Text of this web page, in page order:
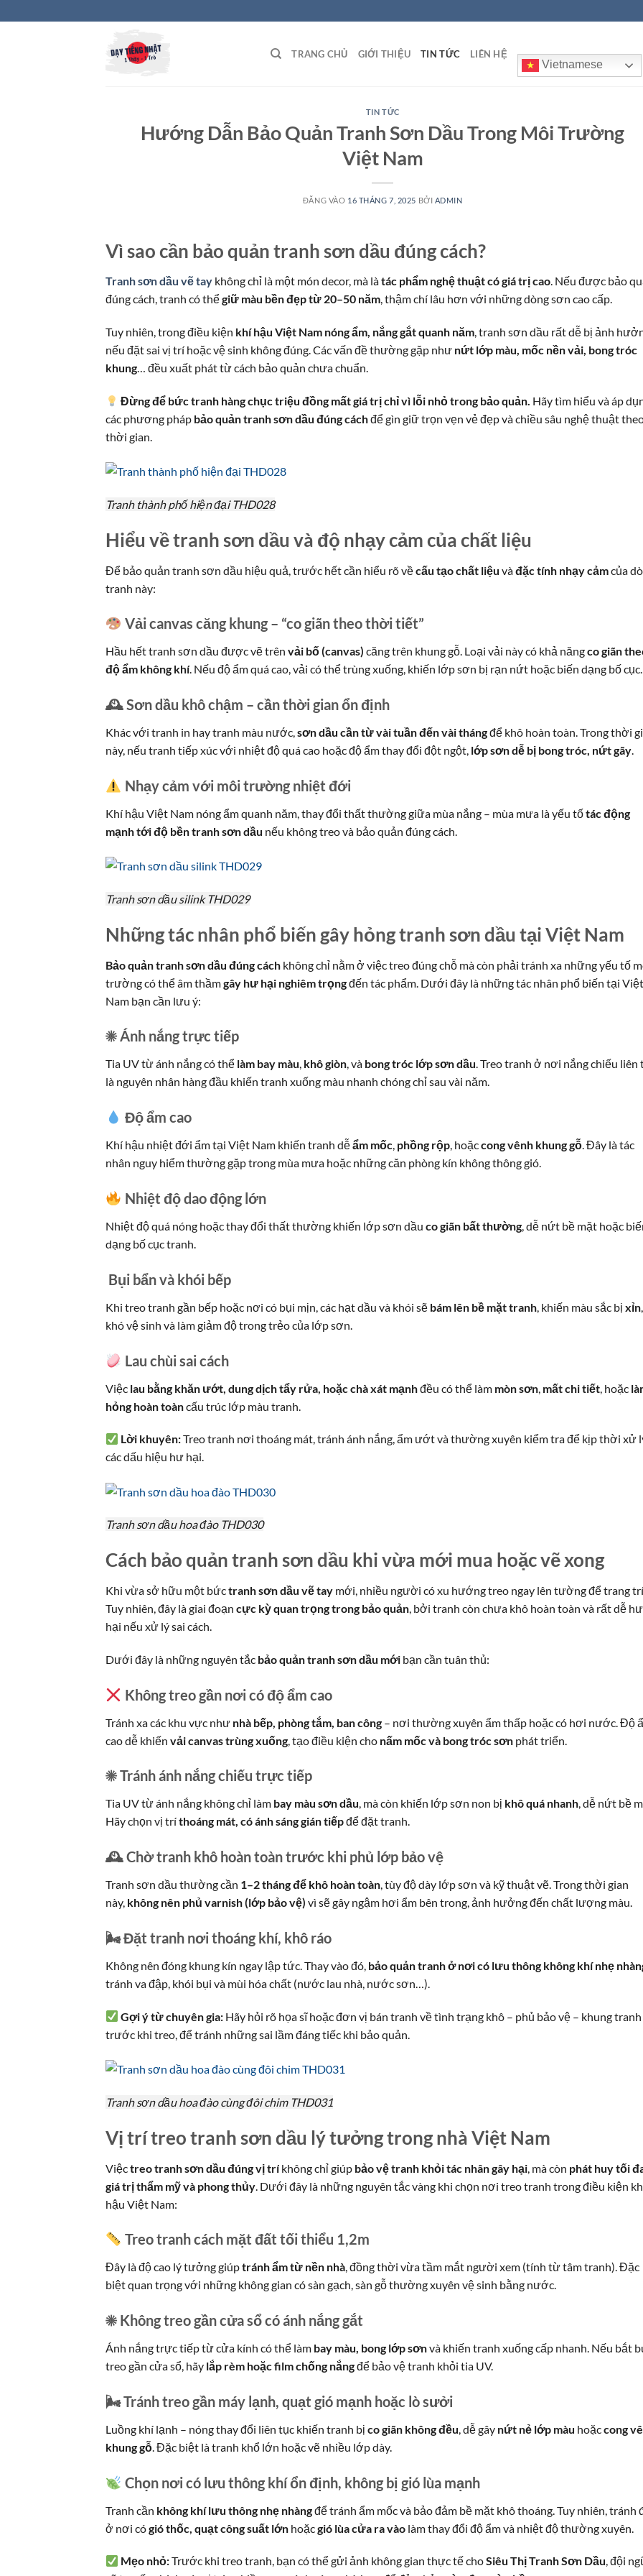
qua
TRANG CHỦ GIỚI THIỆU TIN TỨC LIÊN HỆ
Vietnamese
TIN TỨC
Hướng Dẫn Bảo Quản Tranh Sơn Dầu Trong Môi Trường
Việt Nam
ĐĂNG VÀO 16 THÁNG 7, 2025 BỞI ADMIN
Vì sao cần bảo quản tranh sơn dầu đúng cách?
Tranh sơn dầu vẽ tay không chỉ là một món decor, mà làtác phẩm nghệ thuật có giá trị cao. Nếu được bảo
đúng cách, tranh có thểgiữ màu bền đẹp từ 20–50 năm, thậm chí lâu hơn với những dòng sơn cao cấp.
Tuy nhiên, trong điều kiện khí hậu Việt Nam nóng ẩm, nắng gắt quanh năm, tranh sơn dầu rất dễ bị ảnh
nếu đặt sai vị trí hoặc vệ sinh không đúng. Các vấn đề thường gặp như nứt lớp màu, mốc nền vải, bong tróc
khung… đều xuất phát từ cách bảo quản chưa chuẩn.
Đừng để bức tranh hàng chục triệu đồng mất giá trị chỉ vì lỗi nhỏ trong bảo quản. Hãy tìm hiểu và áp
các phương pháp bảo quản tranh sơn dầu đúng cáchđể gìn giữ trọn vẹn vẻ đẹp và chiều sâu nghệ thuật
thời gian.
Tranh thành phố hiện đại THD028
Hiểu về tranh sơn dầu và độ nhạy cảm của chất liệu
Để bảo quản tranh sơn dầu hiệu quả, trước hết cần hiểu rõ vềcấu tạo chất liệu vàđặc tính nhạy cảmcủa
tranh này:
Vải canvas căng khung – “co giãn theo thời tiết”
Hầu hết tranh sơn dầu được vẽ trên vải bố (canvas) căng trên khung gỗ. Loại vải này có khả năngco giãn
độ ẩm không khí. Nếu độ ẩm quá cao, vải có thể trùng xuống, khiến lớp sơn bị rạn nứt hoặc biến dạng bố cục.
🕰 Sơn dầu khô chậm – cần thời gian ổn định
Khác với tranh in hay tranh màu nước,sơn dầu cần từ vài tuần đến vài thángđể khô hoàn toàn. Trong thời
này, nếu tranh tiếp xúc với nhiệt độ quá cao hoặc độ ẩm thay đổi đột ngột, lớp sơn dễ bị bong tróc, nứt gãy.
Nhạy cảm với môi trường nhiệt đới
Khí hậu Việt Nam nóng ẩm quanh năm, thay đổi thất thường giữa mùa nắng – mùa mưa là yếu tốtác động
mạnh tới độ bền tranh sơn dầu nếu không treo và bảo quản đúng cách.
Tranh sơn dầu silink THD029
Những tác nhân phổ biến gây hỏng tranh sơn dầu tại Việt Nam
Bảo quản tranh sơn dầu đúng cách không chỉ nằm ở việc treo đúng chỗ mà còn phải tránh xa những yếu tố
trường có thể âm thầmgây hư hại nghiêm trọngđến tác phẩm. Dưới đây là những tác nhân phổ biến tại Việt
Nam bạn cần lưu ý:
☀ Ánh nắng trực tiếp
Tia UV từ ánh nắng có thể làm bay màu, khô giòn, và bong tróc lớp sơn dầu. Treo tranh ở nơi nắng chiếu liên
là nguyên nhân hàng đầu khiến tranh xuống màu nhanh chóng chỉ sau vài năm.
Độ ẩm cao
Khí hậu nhiệt đới ẩm tại Việt Nam khiến tranh dễẩm mốc, phồng rộp, hoặccong vênh khung gỗ. Đây là tác
nhân nguy hiểm thường gặp trong mùa mưa hoặc những căn phòng kín không thông gió.
Nhiệt độ dao động lớn
Nhiệt độ quá nóng hoặc thay đổi thất thường khiến lớp sơn dầu co giãn bất thường, dễ nứt bề mặt hoặc
dạng bố cục tranh.
Bụi bẩn và khói bếp
Khi treo tranh gần bếp hoặc nơi có bụi mịn, các hạt dầu và khói sẽ bám lên bề mặt tranh, khiến màu sắc bị xỉn,
khó vệ sinh và làm giảm độ trong trẻo của lớp sơn.
Lau chùi sai cách
Việc lau bằng khăn ướt, dung dịch tẩy rửa, hoặc chà xát mạnhđều có thể làm mòn sơn mất chi tiết , hoặc
hỏng hoàn toàncấu trúc lớp màu tranh.
Lời khuyên:Treo tranh nơi thoáng mát, tránh ánh nắng, ẩm ướt và thường xuyên kiểm tra để kịp thời xử
các dấu hiệu hư hại.
Tranh sơn dầu hoa đào THD030
Cách bảo quản tranh sơn dầu khi vừa mới mua hoặc vẽ xong
Khi vừa sở hữu một bứctranh sơn dầu vẽ tay mới, nhiều người có xu hướng treo ngay lên tường để trang
Tuy nhiên, đây là giai đoạn cực kỳ quan trọng trong bảo quản, bởi tranh còn chưa khô hoàn toàn và rất dễ hư
hại nếu xử lý sai cách.
Dưới đây là những nguyên tắc bảo quản tranh sơn dầu mới bạn cần tuân thủ:
Không treo gần nơi có độ ẩm cao
Tránh xa các khu vực như nhà bếp, phòng tắm, ban công – nơi thường xuyên ẩm thấp hoặc có hơi nước. Độ
cao dễ khiến vải canvas trùng xuống , tạo điều kiện cho nấm mốc và bong tróc sơn phát triển.
☀ Tránh ánh nắng chiếu trực tiếp
Tia UV từ ánh nắng không chỉ làm bay màu sơn dầu, mà còn khiến lớp sơn non bị khô quá nhanh, dễ nứt bề
Hãy chọn vị tríthoáng mát, có ánh sáng gián tiếpđể đặt tranh.
🕰 Chờ tranh khô hoàn toàn trước khi phủ lớp bảo vệ
Tranh sơn dầu thường cần 1–2 tháng để khô hoàn toàn, tùy độ dày lớp sơn và kỹ thuật vẽ. Trong thời gian
này, không nên phủ varnish (lớp bảo vệ) vì sẽ gây ngậm hơi ẩm bên trong, ảnh hưởng đến chất lượng màu.
🌬 Đặt tranh nơi thoáng khí, khô ráo
Không nên đóng khung kín ngay lập tức. Thay vào đó, bảo quản tranh ở nơi có lưu thông không khí nhẹ
tránh va đập, khói bụi và mùi hóa chất (nước lau nhà, nước sơn…).
Gợi ý từ chuyên gia: Hãy hỏi rõ họa sĩ hoặc đơn vị bán tranh về tình trạng khô – phủ bảo vệ – khung tranh
trước khi treo, để tránh những sai lầm đáng tiếc khi bảo quản.
Tranh sơn dầu hoa đào cùng đôi chim THD031
Vị trí treo tranh sơn dầu lý tưởng trong nhà Việt Nam
Việctreo tranh sơn dầu đúng vị trí không chỉ giúp bảo vệ tranh khỏi tác nhân gây hại , mà còn phát huy tối
giá trị thẩm mỹ và phong thủy . Dưới đây là những nguyên tắc vàng khi chọn nơi treo tranh trong điều kiện
hậu Việt Nam:
Treo tranh cách mặt đất tối thiểu 1,2m
Đây là độ cao lý tưởng giúptránh ẩm từ nền nhà, đồng thời vừa tầm mắt người xem (tính từ tâm tranh). Đặc
biệt quan trọng với những không gian có sàn gạch, sàn gỗ thường xuyên vệ sinh bằng nước.
☀ Không treo gần cửa sổ có ánh nắng gắt
Ánh nắng trực tiếp từ cửa kính có thể làm bay màu, bong lớp sơnvà khiến tranh xuống cấp nhanh. Nếu bắt
treo gần cửa sổ, hãy lắp rèm hoặc film chống nắngđể bảo vệ tranh khỏi tia UV.
🌬 Tránh treo gần máy lạnh, quạt gió mạnh hoặc lò sưởi
Luồng khí lạnh – nóng thay đổi liên tục khiến tranh bị co giãn không đều, dễ gây nứt nẻ lớp màu hoặccong
khung gỗ. Đặc biệt là tranh khổ lớn hoặc vẽ nhiều lớp dày.
Chọn nơi có lưu thông khí ổn định, không bị gió lùa mạnh
Tranh cần không khí lưu thông nhẹ nhàngđể tránh ẩm mốc và bảo đảm bề mặt khô thoáng. Tuy nhiên, tránh
ở nơi cógió thốc, quạt công suất lớn hoặcgió lùa cửa ra vào làm thay đổi độ ẩm và nhiệt độ thường xuyên.
Mẹo nhỏ:Trước khi treo tranh, bạn có thể gửi ảnh không gian thực tế choSiêu Thị Tranh Sơn Dầu, đội